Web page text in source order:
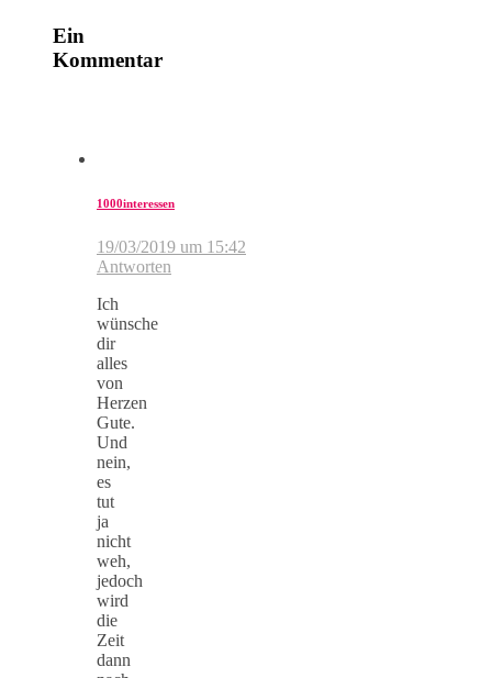
Ein
Kommentar
1000interessen
19/03/2019 um 15:42
Antworten
Ich
wünsche
dir
alles
von
Herzen
Gute.
Und
nein,
es
tut
ja
nicht
weh,
jedoch
wird
die
Zeit
dann